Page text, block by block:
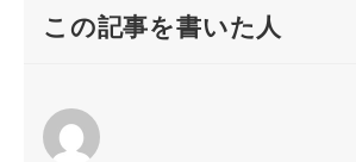
この記事を書いた人